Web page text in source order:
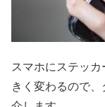
スマホにステッ
きく変わるので